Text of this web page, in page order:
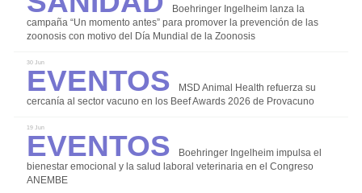
Bioseguridad
Instalaciones y Equipos
Investigación
Manejo y Bienestar Animal
Nutrición y Alimentación
Boehringer Ingelheim lanza la
campaña “Un momento antes” para promover la prevención de las
zoonosis con motivo del Día Mundial de la Zoonosis
30 Jun
Eventos
MSD Animal Health refuerza su
cercanía al sector vacuno en los Beef Awards 2026 de Provacuno
19 Jun
Eventos
Boehringer Ingelheim impulsa el
bienestar emocional y la salud laboral veterinaria en el Congreso
ANEMBE